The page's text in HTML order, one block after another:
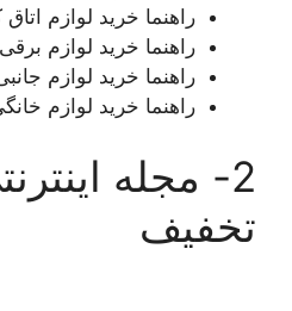
راهنما خرید لوازم
راهنما خرید لوازم برقی
راهنما خرید لوازم
راهنما خرید لوازم
2- مجله
تخفیف